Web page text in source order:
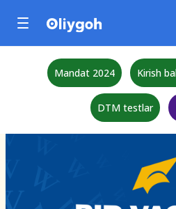
Mandat 2024 Kirish
DTM testlar